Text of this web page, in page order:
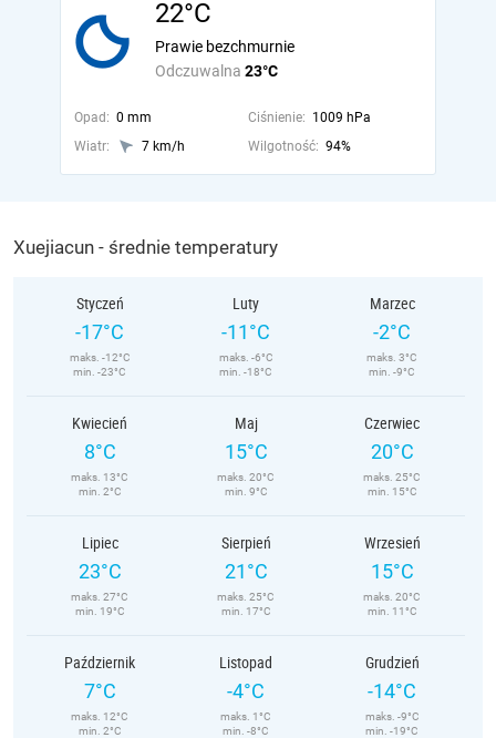
22°C
Odczuwalna 23°C
Prawie bezchmurnie
Opad: 0 mm Ciśnienie: 1009 hPa
Wiatr:
7 km/h Wilgotność: 94%
Xuejiacun - średnie temperatury
Styczeń
-17°C
maks. -12°C
min. -23°C
Luty
-11°C
maks. -6°C
min. -18°C
Marzec
-2°C
maks. 3°C
min. -9°C
Kwiecień
8°C
maks. 13°C
min. 2°C
Maj
15°C
maks. 20°C
min. 9°C
Czerwiec
20°C
maks. 25°C
min. 15°C
Lipiec
23°C
maks. 27°C
min. 19°C
Sierpień
21°C
maks. 25°C
min. 17°C
Wrzesień
15°C
maks. 20°C
min. 11°C
Październik
7°C
maks. 12°C
min. 2°C
Listopad
-4°C
maks. 1°C
min. -8°C
Grudzień
-14°C
maks. -9°C
min. -19°C